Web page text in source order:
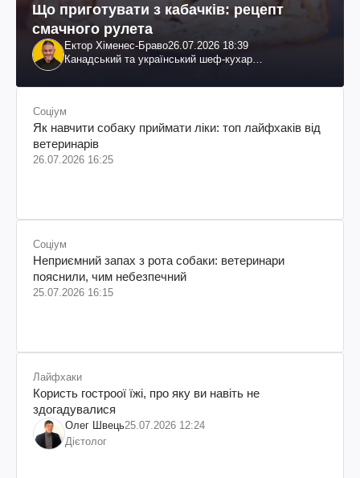
Що приготувати з кабачків: рецепт
смачного рулета
Ектор Хіменес-Браво26.07.2026 18:39
Канадський та український шеф-кухар
Соціум
Як навчити собаку приймати ліки: топ лайфхаків від
ветеринарів
26.07.2026 16:25
Соціум
Неприємний запах з рота собаки: ветеринари
пояснили, чим небезпечний
25.07.2026 16:15
Лайфхаки
Користь гостроої їжі, про яку ви навіть не
здогадувалися
Олег Швець25.07.2026 12:24
Дієтолог